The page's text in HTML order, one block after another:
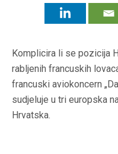
Komplicira li se pozicija
rabljenih francuskih
francuski aviokoncern
sudjeluje u tri europska
Hrvatska.